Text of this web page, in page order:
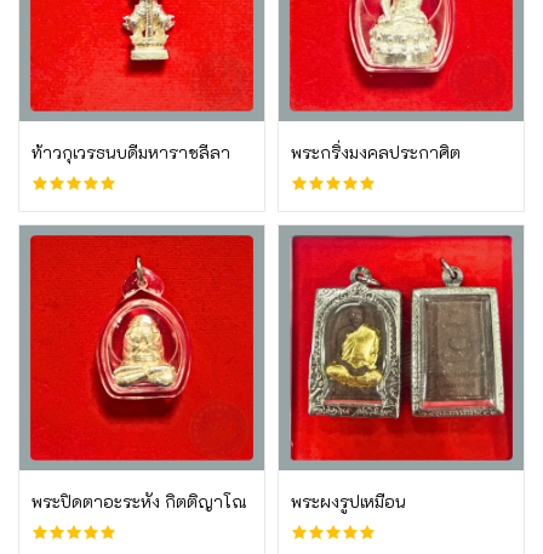
ท้าวกุเวรธนบดีมหาราชลีลา
บูชาเลย พระกริ่งมงคลประกาศิต
บูชาเลย
พระปิดตาอะระหัง กิตติญาโณ
บูชาเลย พระผงรูปเหมือนบูชาเลย